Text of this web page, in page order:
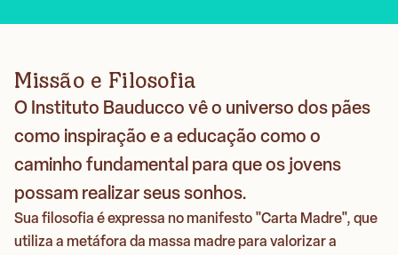
Missão e Filosofia
O Instituto Bauducco vê o universo dos pães
como inspiração e a educação como o
caminho fundamental para que os jovens
possam realizar seus sonhos.
Sua filosofia é expressa no manifesto "Carta Madre", que
utiliza a metáfora da massa madre para valorizar a